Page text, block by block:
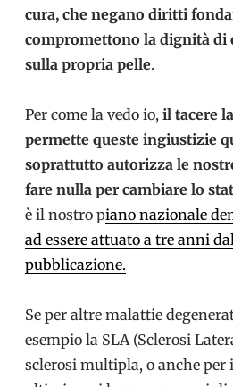
cura, che negano diritti
compromettono la dignità di
sulla propria pelle.
Per come la vedo io, il tacere
permette queste ingiustizie
soprattutto autorizza le
fare nulla per cambiare lo
è il nostro piano nazionale
ad essere attuato a tre anni
pubblicazione.
Se per altre malattie
esempio la SLA (Sclerosi
sclerosi multipla, o anche